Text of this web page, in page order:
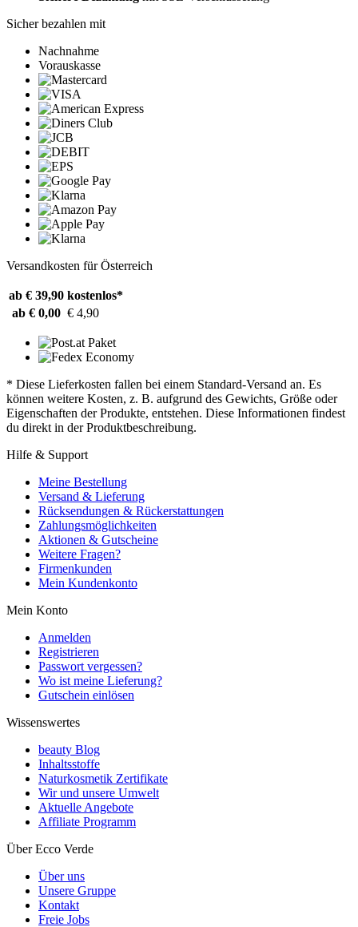
Sicher bezahlen mit
Nachnahme
Vorauskasse
Versandkosten für Österreich
ab € 39,90 kostenlos*
ab € 0,00 € 4,90
* Diese Lieferkosten fallen bei einem Standard-Versand an. Es
können weitere Kosten, z. B. aufgrund des Gewichts, Größe oder
Eigenschaften der Produkte, entstehen. Diese Informationen findest
du direkt in der Produktbeschreibung.
Hilfe & Support
Meine Bestellung
Versand & Lieferung
Rücksendungen & Rückerstattungen
Zahlungsmöglichkeiten
Aktionen & Gutscheine
Weitere Fragen?
Firmenkunden
Mein Kundenkonto
Mein Konto
Anmelden
Registrieren
Passwort vergessen?
Wo ist meine Lieferung?
Gutschein einlösen
Wissenswertes
beauty Blog
Inhaltsstoffe
Naturkosmetik Zertifikate
Wir und unsere Umwelt
Aktuelle Angebote
Affiliate Programm
Über Ecco Verde
Über uns
Unsere Gruppe
Kontakt
Freie Jobs